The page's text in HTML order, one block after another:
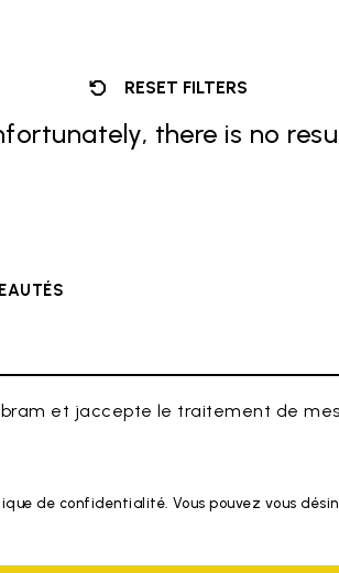
RESET FILTERS
there is no
et jaccepte le traitement de
de confidentialité. Vous pouvez vous